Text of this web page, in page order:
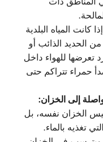
إذا كانت المياه البلدية
الحديد الذائب أو
تعرضها للهواء داخل
حمراء تتراكم حتى
إلى الخزان:
الخزان نفسه، بل
تغذيه بالماء.